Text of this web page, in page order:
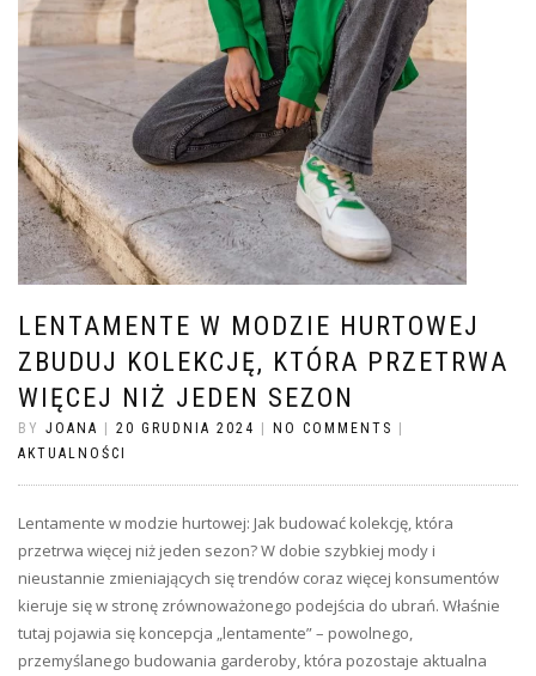
LENTAMENTE W MODZIE HURTOWEJ
ZBUDUJ KOLEKCJĘ, KTÓRA PRZETRWA
WIĘCEJ NIŻ JEDEN SEZON
BY JOANA 20 GRUDNIA 2024 NO COMMENTS
AKTUALNOŚCI
Lentamente w modzie hurtowej: Jak budować kolekcję, która
przetrwa więcej niż jeden sezon? W dobie szybkiej mody i
nieustannie zmieniających się trendów coraz więcej konsumentów
kieruje się w stronę zrównoważonego podejścia do ubrań. Właśnie
tutaj pojawia się koncepcja „lentamente” – powolnego,
przemyślanego budowania garderoby, która pozostaje aktualna